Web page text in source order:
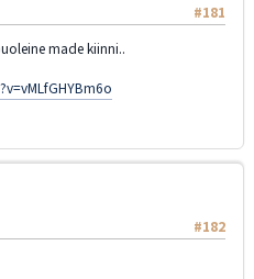
#181
made kiinni..
#182